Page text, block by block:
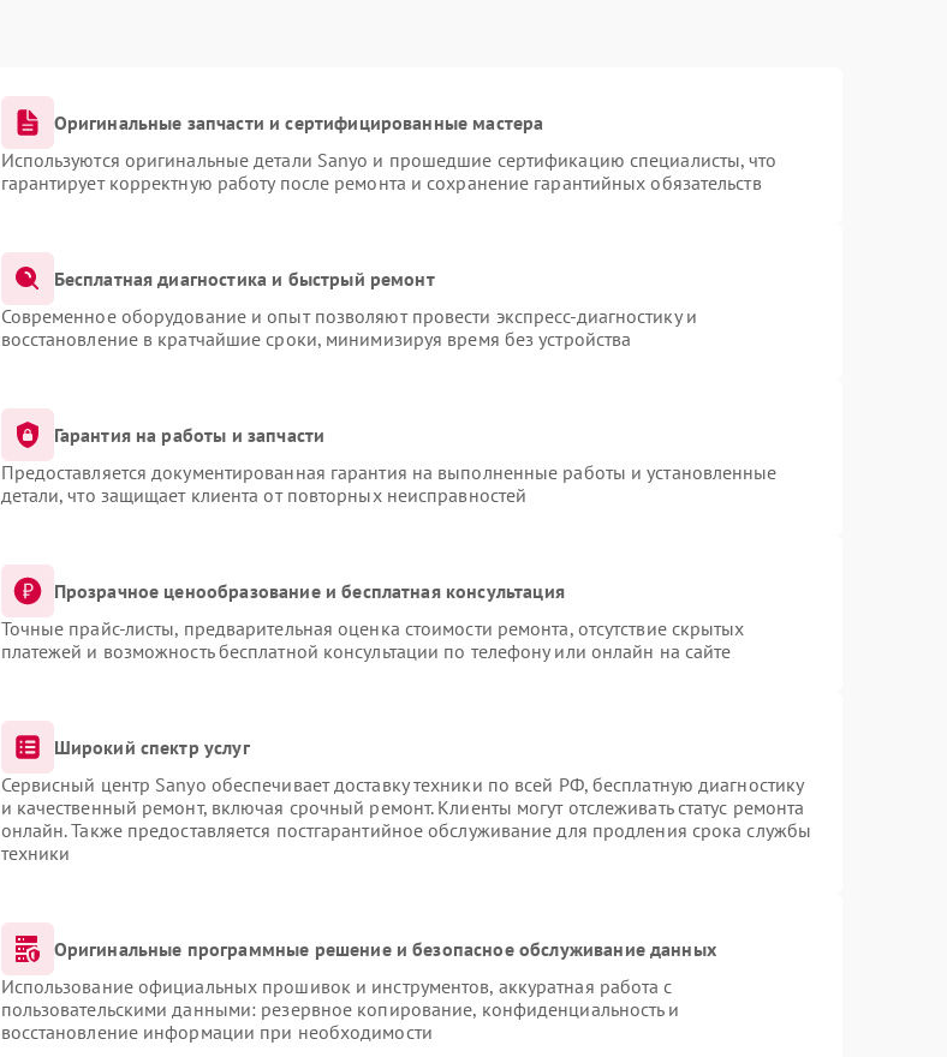
Оригинальные запчасти и сертифицированные мастера
Используются оригинальные детали Sanyo и прошедшие сертификацию специалисты, что
гарантирует корректную работу после ремонта и сохранение гарантийных обязательств
Бесплатная диагностика и быстрый ремонт
Современное оборудование и опыт позволяют провести экспресс-диагностику и
восстановление в кратчайшие сроки, минимизируя время без устройства
Гарантия на работы и запчасти
Предоставляется документированная гарантия на выполненные работы и установленные
детали, что защищает клиента от повторных неисправностей
Прозрачное ценообразование и бесплатная консультация
Точные прайс-листы, предварительная оценка стоимости ремонта, отсутствие скрытых
платежей и возможность бесплатной консультации по телефону или онлайн на сайте
Широкий спектр услуг
Сервисный центр Sanyo обеспечивает доставку техники по всей РФ, бесплатную диагностику
и качественный ремонт, включая срочный ремонт. Клиенты могут отслеживать статус ремонта
онлайн. Также предоставляется постгарантийное обслуживание для продления срока службы
техники
Оригинальные программные решение и безопасное обслуживание данных
Использование официальных прошивок и инструментов, аккуратная работа с
пользовательскими данными: резервное копирование, конфиденциальность и
восстановление информации при необходимости